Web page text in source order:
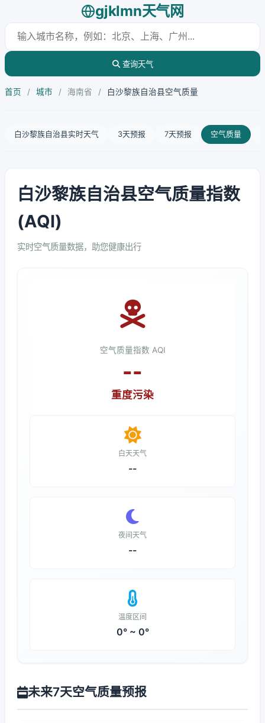
gjklmn天气网
查询天气
首页 / 城市 / 海南省 / 白沙黎族自治县空气质量
白沙黎族自治县实时天气 3天预报 7天预报 空气质量
白沙黎族自治县空气质量指数
(AQI)
实时空气质量数据，助您健康出行
空气质量指数 AQI
--
重度污染
白天天气
--
夜间天气
--
温度区间
0° ~ 0°
未来7天空气质量预报